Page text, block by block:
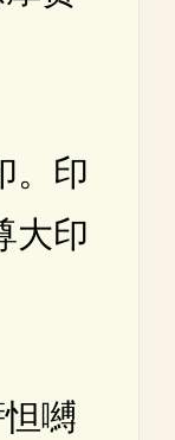
印
大印
嚩